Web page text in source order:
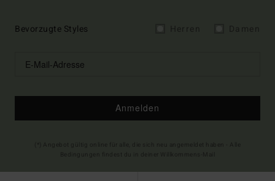
Bevorzugte Styles
Anmelden